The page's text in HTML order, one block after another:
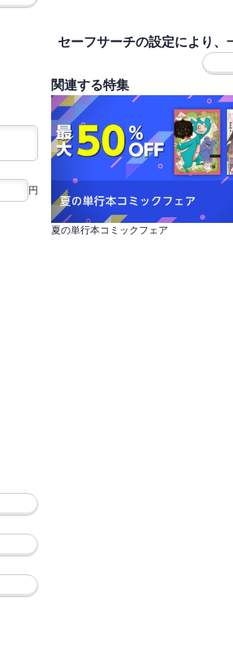
円
セーフサーチの設定により、
関連する特集
夏の単行本コミックフェア